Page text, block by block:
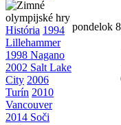
História 1994
Lillehammer
1998 Nagano
2002 Salt Lake
City 2006
Turín 2010
Vancouver
2014 Soči
pondelok